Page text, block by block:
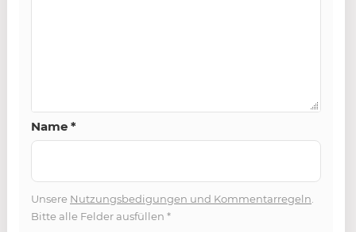
Name *
Unsere Nutzungsbedigungen und Kommentarregeln
Bitte alle Felder ausfüllen *